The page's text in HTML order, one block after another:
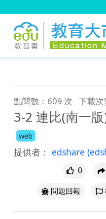
點閱數：609 次 下載
3-2 連比(南一
web
提供者： edshare
0
問題回報